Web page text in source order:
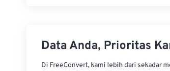
Data Anda, Prioritas
Di FreeConvert, kami lebih dari sekadar